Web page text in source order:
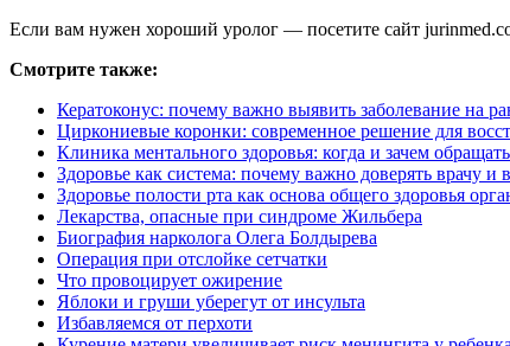
Если вам нужен хороший уролог — посетите сайт
Смотрите также:
Кератоконус: почему важно выявить заболевание на
Циркониевые коронки: современное решение для
Клиника ментального здоровья: когда и зачем
Здоровье как система: почему важно доверять врачу и
Здоровье полости рта как основа общего здоровья
Лекарства, опасные при синдроме Жильбера
Биография нарколога Олега Болдырева
Операция при отслойке сетчатки
Что провоцирует ожирение
Яблоки и груши уберегут от инсульта
Избавляемся от перхоти